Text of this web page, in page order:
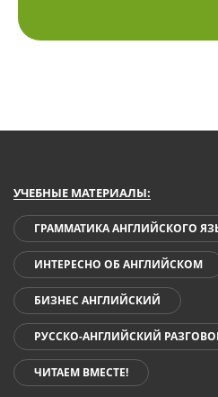
УЧЕБНЫЕ МАТЕРИАЛЫ:
ГРАММАТИКА АНГЛИЙСКОГО
ИНТЕРЕСНО ОБ АНГЛИЙСКОМ
БИЗНЕС АНГЛИЙСКИЙ
РУССКО-АНГЛИЙСКИЙ
ЧИТАЕМ ВМЕСТЕ!